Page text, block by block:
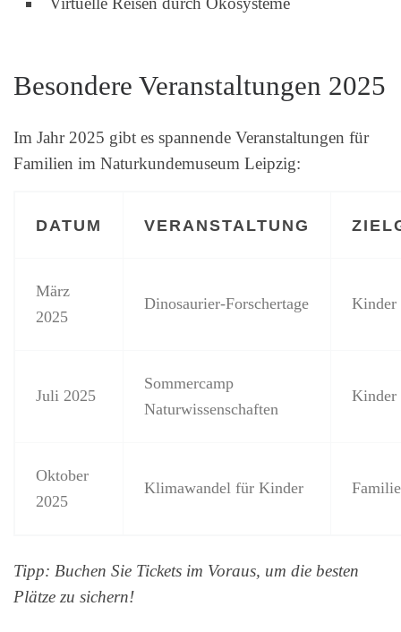
Besondere Veranstaltungen 2025
Im Jahr 2025 gibt es spannende Veranstaltungen für
Familien im Naturkundemuseum Leipzig:
DATUM VERANSTALTUNG
März
2025
Dinosaurier-Forschertage Kinder
Juli 2025
Sommercamp
Naturwissenschaften
Kinder
Oktober
2025
Klimawandel für Kinder
Tipp: Buchen Sie Tickets im Voraus, um die besten
Plätze zu sichern!